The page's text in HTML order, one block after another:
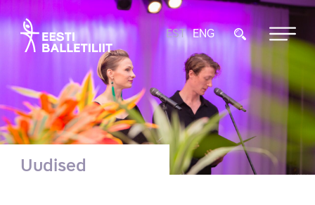
EST ENG
Uudised